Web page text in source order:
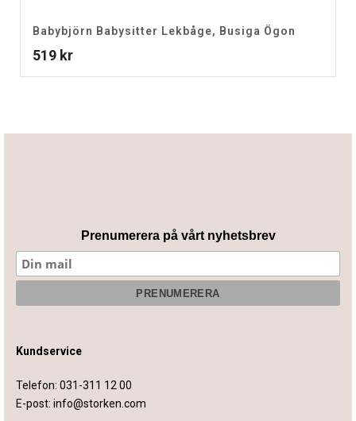
Babybjörn Babysitter Lekbåge, Busiga Ögon
519 kr
Prenumerera på vårt nyhetsbrev
Kundservice
Telefon: 031-311 12 00
E-post: info@storken.com